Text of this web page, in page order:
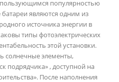
пользующимся популярностью
являются одним из
источника энергии в
типы фотоэлектрических
этой установки.
солнечные элементы,
подрядчика» , доступной на
После наполнения